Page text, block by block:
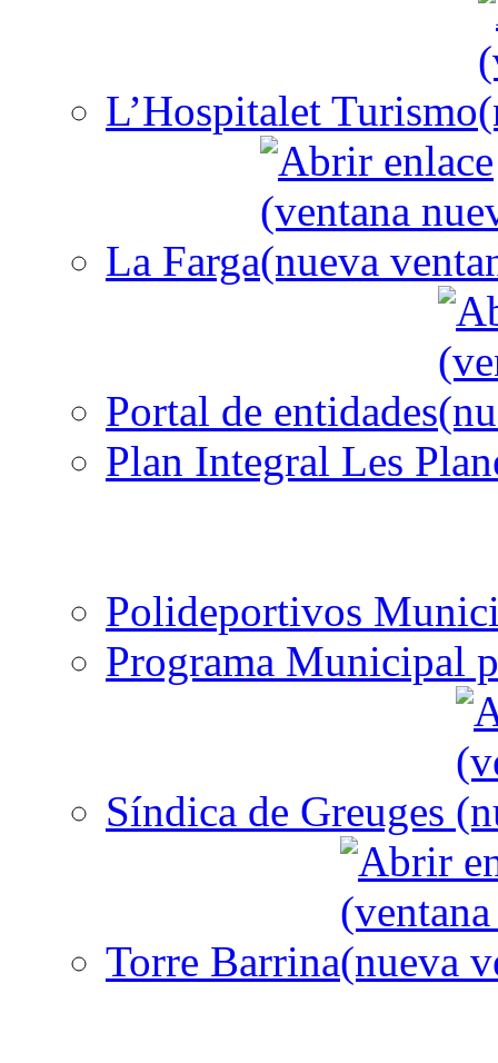
L’Hospitalet Turismo
La Farga
Portal de entidades
Plan Integral Les
Polideportivos
Programa Municipal
Síndica de Greuges
Torre Barrina